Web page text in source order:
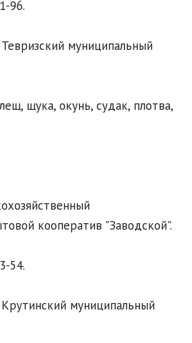
96.
муниципальный
щука, окунь, судак, плотва,
кооператив "Заводской".
54.
муниципальный